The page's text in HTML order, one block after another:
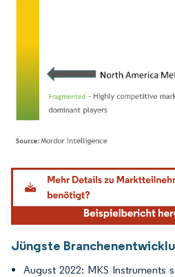
Bild © Mordor Intelligence.
Jüngste
August 2022: MKS Instruments